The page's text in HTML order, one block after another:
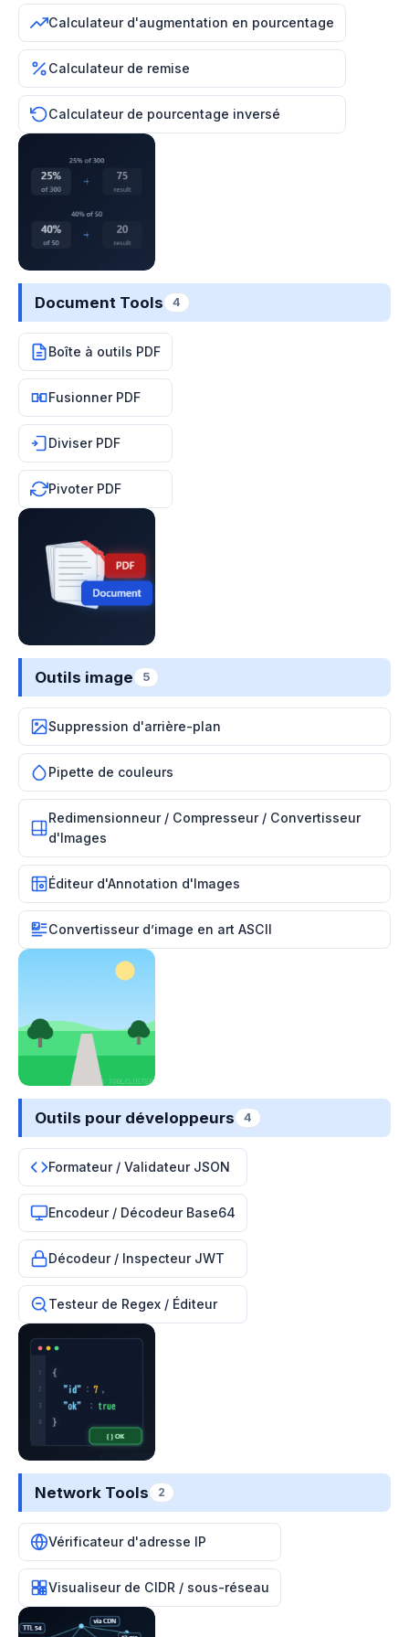
Calculateur d'augmentation en pourcentage
Calculateur de remise
Calculateur de pourcentage inversé
Document Tools 4
Boîte à outils PDF
Fusionner PDF
Diviser PDF
Pivoter PDF
Outils image 5
Suppression d'arrière-plan
Pipette de couleurs
Redimensionneur / Compresseur / Convertisseur
d'Images
Éditeur d'Annotation d'Images
Convertisseur d’image en art ASCII
Outils pour développeurs 4
Formateur / Validateur JSON
Encodeur / Décodeur Base64
Décodeur / Inspecteur JWT
Testeur de Regex / Éditeur
Network Tools 2
Vérificateur d'adresse IP
Visualiseur de CIDR / sous-réseau